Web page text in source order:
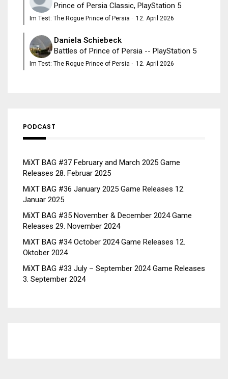
Prince of Persia Classic, PlayStation 5
Im Test: The Rogue Prince of Persia · 12. April 2026
Daniela Schiebeck
Battles of Prince of Persia -- PlayStation 5
Im Test: The Rogue Prince of Persia · 12. April 2026
PODCAST
MiXT BAG #37 February and March 2025 Game
Releases 28. Februar 2025
MiXT BAG #36 January 2025 Game Releases 12.
Januar 2025
MiXT BAG #35 November & December 2024 Game
Releases 29. November 2024
MiXT BAG #34 October 2024 Game Releases 12.
Oktober 2024
MiXT BAG #33 July – September 2024 Game Releases
3. September 2024